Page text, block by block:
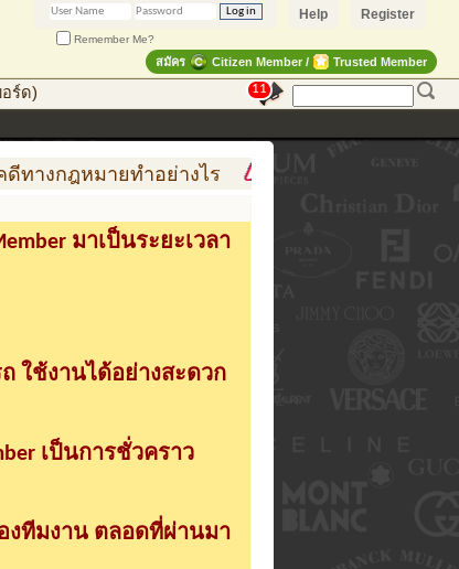
Register
Help
Remember Me?
สมัคร Citizen Member / Trusted Member
อร์ด) 11
หมายทำอย่างไร การสร้าง สินค้าแฟชั่น สู่สินค้า
มาเป็นระยะเวลา
ถ ใช้งานได้อย่างสะดวก
เป็นการชั่วคราว
งทีมงาน ตลอดที่ผ่านมา